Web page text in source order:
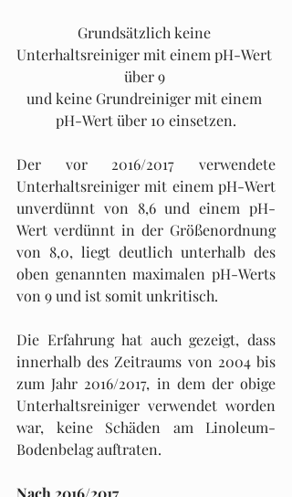
Grundsätzlich keine
Unterhaltsreiniger mit einem pH-Wert
über 9
und keine Grundreiniger mit einem
pH-Wert über 10 einsetzen.
Der vor 2016/2017 verwendete
Unterhaltsreiniger mit einem pH-Wert
unverdünnt von 8,6 und einem pH-
Wert verdünnt in der Größenordnung
von 8,0, liegt deutlich unterhalb des
oben genannten maximalen pH-Werts
von 9 und ist somit unkritisch.
Die Erfahrung hat auch gezeigt, dass
innerhalb des Zeitraums von 2004 bis
zum Jahr 2016/2017, in dem der obige
Unterhaltsreiniger verwendet worden
war, keine Schäden am Linoleum-
Bodenbelag auftraten.